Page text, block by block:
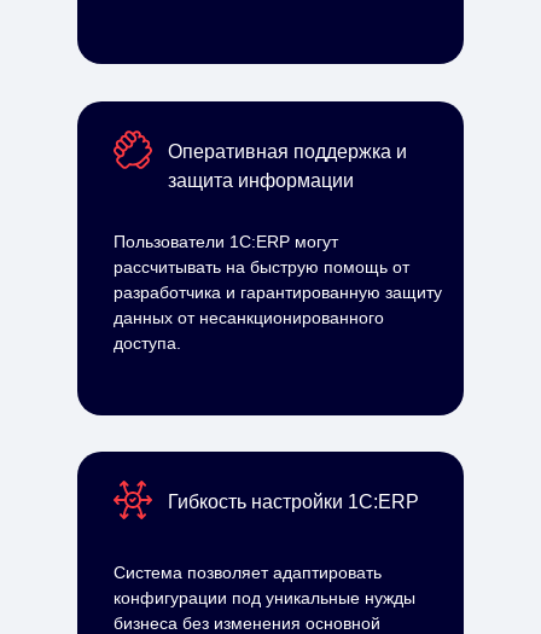
Гибкость настройки 1С:ERP
Система позволяет адаптировать
конфигурации под уникальные нужды
бизнеса без изменения основной
Оперативная поддержка и
защита информации
Пользователи 1С:ERP могут
рассчитывать на быструю помощь от
разработчика и гарантированную защиту
данных от несанкционированного
доступа.